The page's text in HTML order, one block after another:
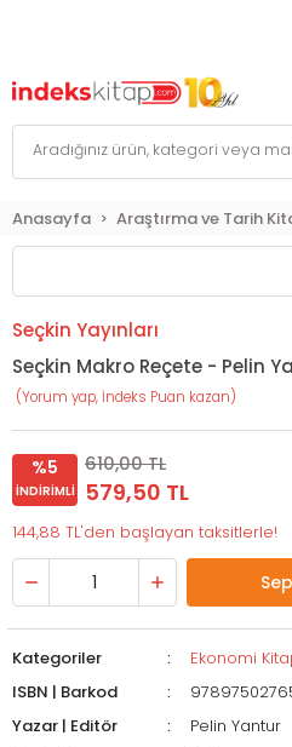
Anasayfa Araştırma ve Tarih
Seçkin Yayınları
Seçkin Makro Reçete - Pelin
(Yorum yap, İndeks Puan kazan)
%5
İNDIRIMLI
610,00 TL
579,50 TL
144,88 TL'den başlayan taksitlerle!
Kategoriler
Ekonomi
ISBN | Barkod
Yazar | Editör
Pelin Yantur